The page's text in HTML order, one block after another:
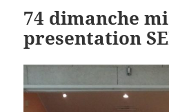
74 dimanche
presentation